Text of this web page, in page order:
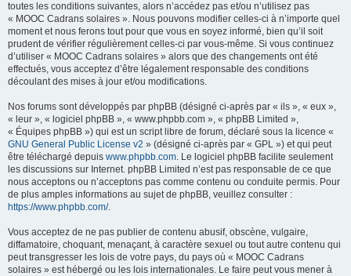
toutes les conditions suivantes, alors n’accédez pas et/ou n’utilisez pas
« MOOC Cadrans solaires ». Nous pouvons modifier celles-ci à n’importe quel
moment et nous ferons tout pour que vous en soyez informé, bien qu’il soit
prudent de vérifier régulièrement celles-ci par vous-même. Si vous continuez
d’utiliser « MOOC Cadrans solaires » alors que des changements ont été
effectués, vous acceptez d’être légalement responsable des conditions
découlant des mises à jour et/ou modifications.
Nos forums sont développés par phpBB (désigné ci-après par « ils », « eux »,
« leur », « logiciel phpBB », « www.phpbb.com », « phpBB Limited »,
« Équipes phpBB ») qui est un script libre de forum, déclaré sous la licence «
GNU General Public License v2 » (désigné ci-après par « GPL ») et qui peut
être téléchargé depuis www.phpbb.com. Le logiciel phpBB facilite seulement
les discussions sur Internet. phpBB Limited n’est pas responsable de ce que
nous acceptons ou n’acceptons pas comme contenu ou conduite permis. Pour
de plus amples informations au sujet de phpBB, veuillez consulter :
https://www.phpbb.com/.
Vous acceptez de ne pas publier de contenu abusif, obscène, vulgaire,
diffamatoire, choquant, menaçant, à caractère sexuel ou tout autre contenu qui
peut transgresser les lois de votre pays, du pays où « MOOC Cadrans
solaires » est hébergé ou les lois internationales. Le faire peut vous mener à